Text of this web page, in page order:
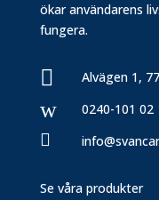
ökar användarens
fungera.
 Alvägen 1,
w 0240-101 02

Se våra produkter